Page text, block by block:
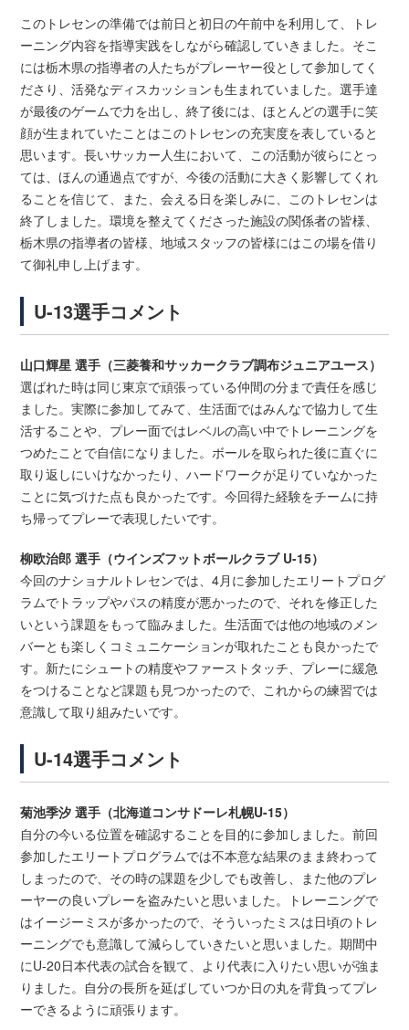
このトレセンの準備では前日と初日の午前中を利用して、トレ
ーニング内容を指導実践をしながら確認していきました。そこ
には栃木県の指導者の人たちがプレーヤー役として参加してく
ださり、活発なディスカッションも生まれていました。選手達
が最後のゲームで力を出し、終了後には、ほとんどの選手に笑
顔が生まれていたことはこのトレセンの充実度を表していると
思います。長いサッカー人生において、この活動が彼らにとっ
ては、ほんの通過点ですが、今後の活動に大きく影響してくれ
ることを信じて、また、会える日を楽しみに、このトレセンは
終了しました。環境を整えてくださった施設の関係者の皆様、
栃木県の指導者の皆様、地域スタッフの皆様にはこの場を借り
て御礼申し上げます。
U-13選手コメント
山口輝星 選手（三菱養和サッカークラブ調布ジュニアユース）
選ばれた時は同じ東京で頑張っている仲間の分まで責任を感じ
ました。実際に参加してみて、生活面ではみんなで協力して生
活することや、プレー面ではレベルの高い中でトレーニングを
つめたことで自信になりました。ボールを取られた後に直ぐに
取り返しにいけなかったり、ハードワークが足りていなかった
ことに気づけた点も良かったです。今回得た経験をチームに持
ち帰ってプレーで表現したいです。
柳欧治郎 選手（ウインズフットボールクラブ U-15）
今回のナショナルトレセンでは、4月に参加したエリートプログ
ラムでトラップやパスの精度が悪かったので、それを修正した
いという課題をもって臨みました。生活面では他の地域のメン
バーとも楽しくコミュニケーションが取れたことも良かったで
す。新たにシュートの精度やファーストタッチ、プレーに緩急
をつけることなど課題も見つかったので、これからの練習では
意識して取り組みたいです。
U-14選手コメント
菊池季汐 選手（北海道コンサドーレ札幌U-15）
自分の今いる位置を確認することを目的に参加しました。前回
参加したエリートプログラムでは不本意な結果のまま終わって
しまったので、その時の課題を少しでも改善し、また他のプレ
ーヤーの良いプレーを盗みたいと思いました。トレーニングで
はイージーミスが多かったので、そういったミスは日頃のトレ
ーニングでも意識して減らしていきたいと思いました。期間中
にU-20日本代表の試合を観て、より代表に入りたい思いが強ま
りました。自分の長所を延ばしていつか日の丸を背負ってプレ
ーできるように頑張ります。